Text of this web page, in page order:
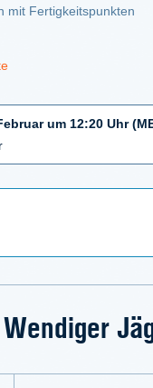
mit Fertigkeitspunkten
um 12:20 Uhr
Wendiger